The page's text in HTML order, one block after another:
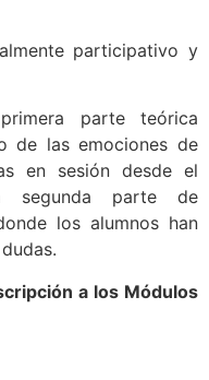
participativo y
parte teórica
de las emociones de
en sesión desde el
segunda parte de
los alumnos han
a los Módulos